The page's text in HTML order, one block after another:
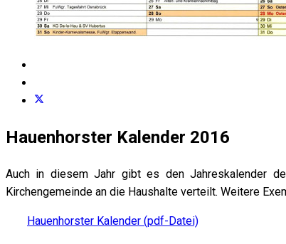
Hauenhorster Kalender 2016
Auch in diesem Jahr gibt es den Jahreskalender
Kirchengemeinde an die Haushalte verteilt. Weitere
Hauenhorster Kalender (pdf-Datei)